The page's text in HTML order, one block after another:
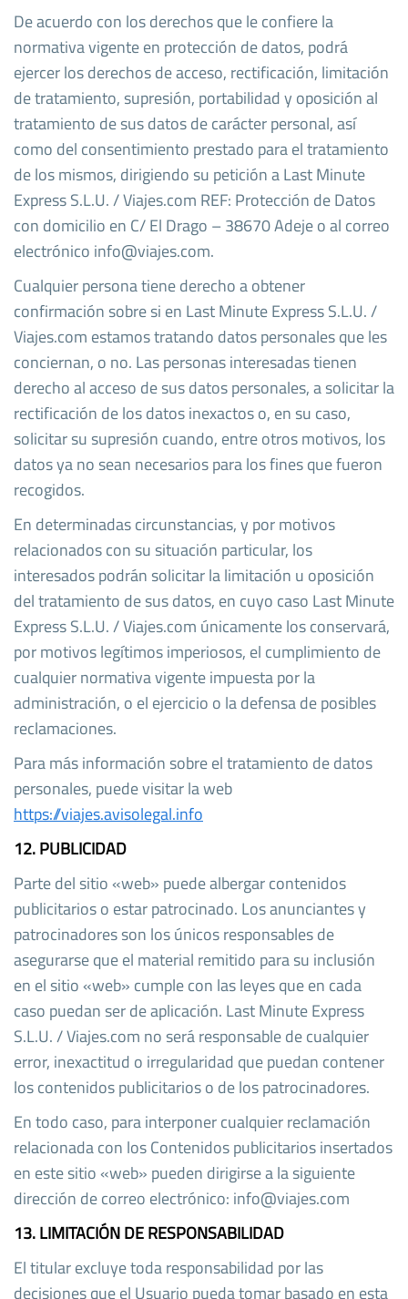
De acuerdo con los derechos que le confiere la
normativa vigente en protección de datos, podrá
ejercer los derechos de acceso, rectificación, limitación
de tratamiento, supresión, portabilidad y oposición al
tratamiento de sus datos de carácter personal, así
como del consentimiento prestado para el tratamiento
de los mismos, dirigiendo su petición a Last Minute
Express S.L.U. / Viajes.com REF: Protección de Datos
con domicilio en C/ El Drago – 38670 Adeje o al correo
electrónico info@viajes.com.
Cualquier persona tiene derecho a obtener
confirmación sobre si en Last Minute Express S.L.U. /
Viajes.com estamos tratando datos personales que les
conciernan, o no. Las personas interesadas tienen
derecho al acceso de sus datos personales, a solicitar la
rectificación de los datos inexactos o, en su caso,
solicitar su supresión cuando, entre otros motivos, los
datos ya no sean necesarios para los fines que fueron
recogidos.
En determinadas circunstancias, y por motivos
relacionados con su situación particular, los
interesados podrán solicitar la limitación u oposición
del tratamiento de sus datos, en cuyo caso Last Minute
Express S.L.U. / Viajes.com únicamente los conservará,
por motivos legítimos imperiosos, el cumplimiento de
cualquier normativa vigente impuesta por la
administración, o el ejercicio o la defensa de posibles
reclamaciones.
Para más información sobre el tratamiento de datos
personales, puede visitar la web
https://viajes.avisolegal.info
12. PUBLICIDAD
Parte del sitio «web» puede albergar contenidos
publicitarios o estar patrocinado. Los anunciantes y
patrocinadores son los únicos responsables de
asegurarse que el material remitido para su inclusión
en el sitio «web» cumple con las leyes que en cada
caso puedan ser de aplicación. Last Minute Express
S.L.U. / Viajes.com no será responsable de cualquier
error, inexactitud o irregularidad que puedan contener
los contenidos publicitarios o de los patrocinadores.
En todo caso, para interponer cualquier reclamación
relacionada con los Contenidos publicitarios insertados
en este sitio «web» pueden dirigirse a la siguiente
dirección de correo electrónico: info@viajes.com
13. LIMITACIÓN DE RESPONSABILIDAD
El titular excluye toda responsabilidad por las
decisiones que el Usuario pueda tomar basado en esta